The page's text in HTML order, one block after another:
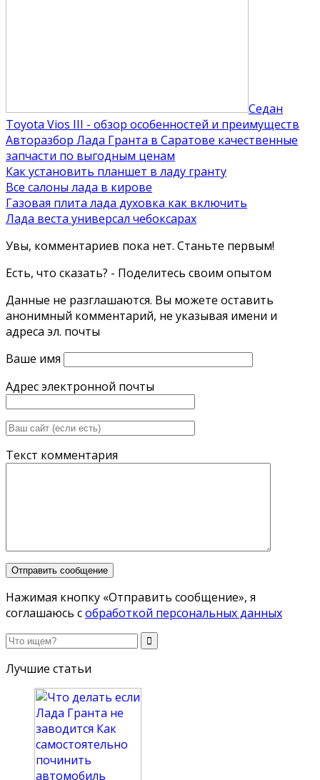
Седан
Toyota Vios III - обзор особенностей и преимуществ
Авторазбор Лада Гранта в Саратове качественные
запчасти по выгодным ценам
Как установить планшет в ладу гранту
Все салоны лада в кирове
Газовая плита лада духовка как включить
Лада веста универсал чебоксарах
Увы, комментариев пока нет. Станьте первым!
Есть, что сказать? - Поделитесь своим опытом
Данные не разглашаются. Вы можете оставить
анонимный комментарий, не указывая имени и
адреса эл. почты
Ваше имя
Адрес электронной почты
Текст комментария
Нажимая кнопку «Отправить сообщение», я
соглашаюсь собработкой персональных данных
Лучшие статьи